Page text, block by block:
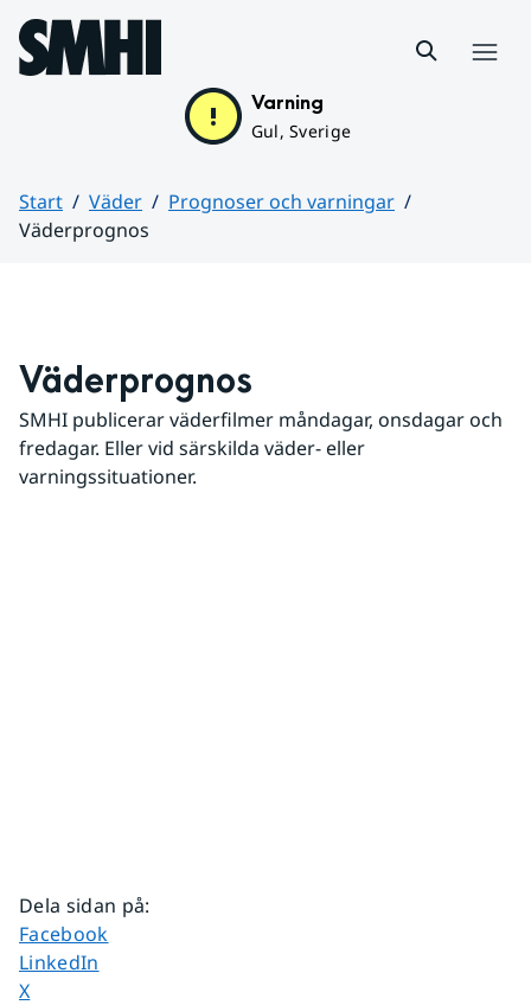
Hoppa till sidans innehåll
Varning
Gul, Sverige
Start Väder
Prognoser och varningar
Väderprognos
Väderprognos
SMHI publicerar väderfilmer måndagar, onsdagar och
fredagar. Eller vid särskilda väder- eller
varningssituationer.
Dela sidan på:
Dela sidan på
Facebook
Dela sidan på
LinkedIn
Dela sidan på
X